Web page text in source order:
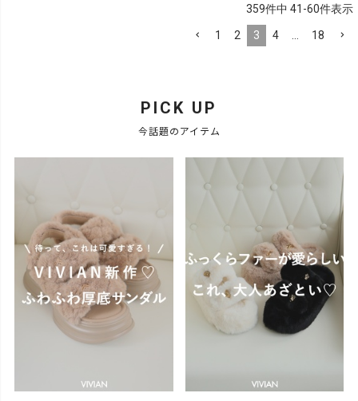
359件中 41 -60件表示
1 2 3 4 … 18
PICK UP
今話題のアイテム